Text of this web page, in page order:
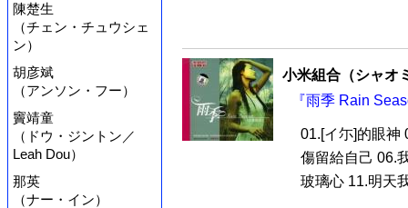
陳楚生
（チェン・チュウシェ
ン）
胡彦斌
（アンソン・フー）
竇靖童
（ドウ・ジントン／
Leah Dou）
那英
（ナー・イン）
小米組合（シャオ
『雨季 Rain
01.[イ尓]的眼神
傷留給自己 06.
玻璃心 11.明天